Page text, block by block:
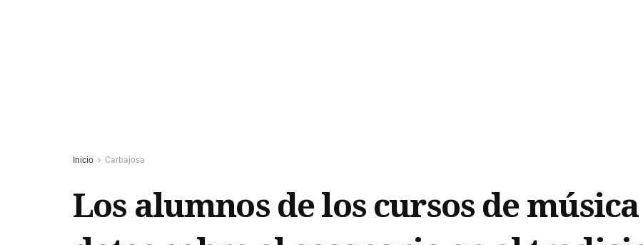
Inicio Carbajosa
Los alumnos de los cursos de